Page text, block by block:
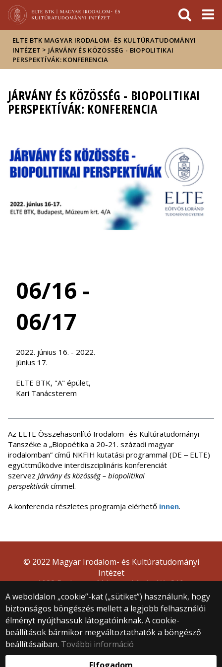
Hírek
Események
ELTE a
sajtóban
ELTE BTK MAGYAR IRODALOM- ÉS KULTÚRATUDOMÁNYI
INTÉZET > JÁRVÁNY ÉS KÖZÖSSÉG - BIOPOLITIKAI
PERSPEKTÍVÁK: KONFERENCIA
JÁRVÁNY ÉS KÖZÖSSÉG - BIOPOLITIKAI
PERSPEKTÍVÁK: KONFERENCIA
06/16 -
06/17
2022. június 16. - 2022.
június 17.
ELTE BTK, "A" épület,
Kari Tanácsterem
Az ELTE Összehasonlító Irodalom- és Kultúratudományi
Tanszéke a „Biopoétika a 20-21. századi magyar
irodalomban” című NKFIH kutatási programmal (DE ‒ ELTE)
együttműködve interdiszciplináris konferenciát
szervez Járvány és közösség – biopolitikai
perspektívákcímmel.
A konferencia részletes programja elérhető innen.
A weboldalon „cookie”-kat („sütiket”) használunk, hogy
biztonságos böngészés mellett a legjobb felhasználói
élményt nyújthassuk látogatóinknak. A cookie-
beállítások bármikor megváltoztathatók a böngésző
beállításaiban. További információ
© 2022 Magyar Irodalom- és Kultúratudományi
Intézet
1088 Budapest, Múzeum körút 4/A, 310.
Webfejlesztés: